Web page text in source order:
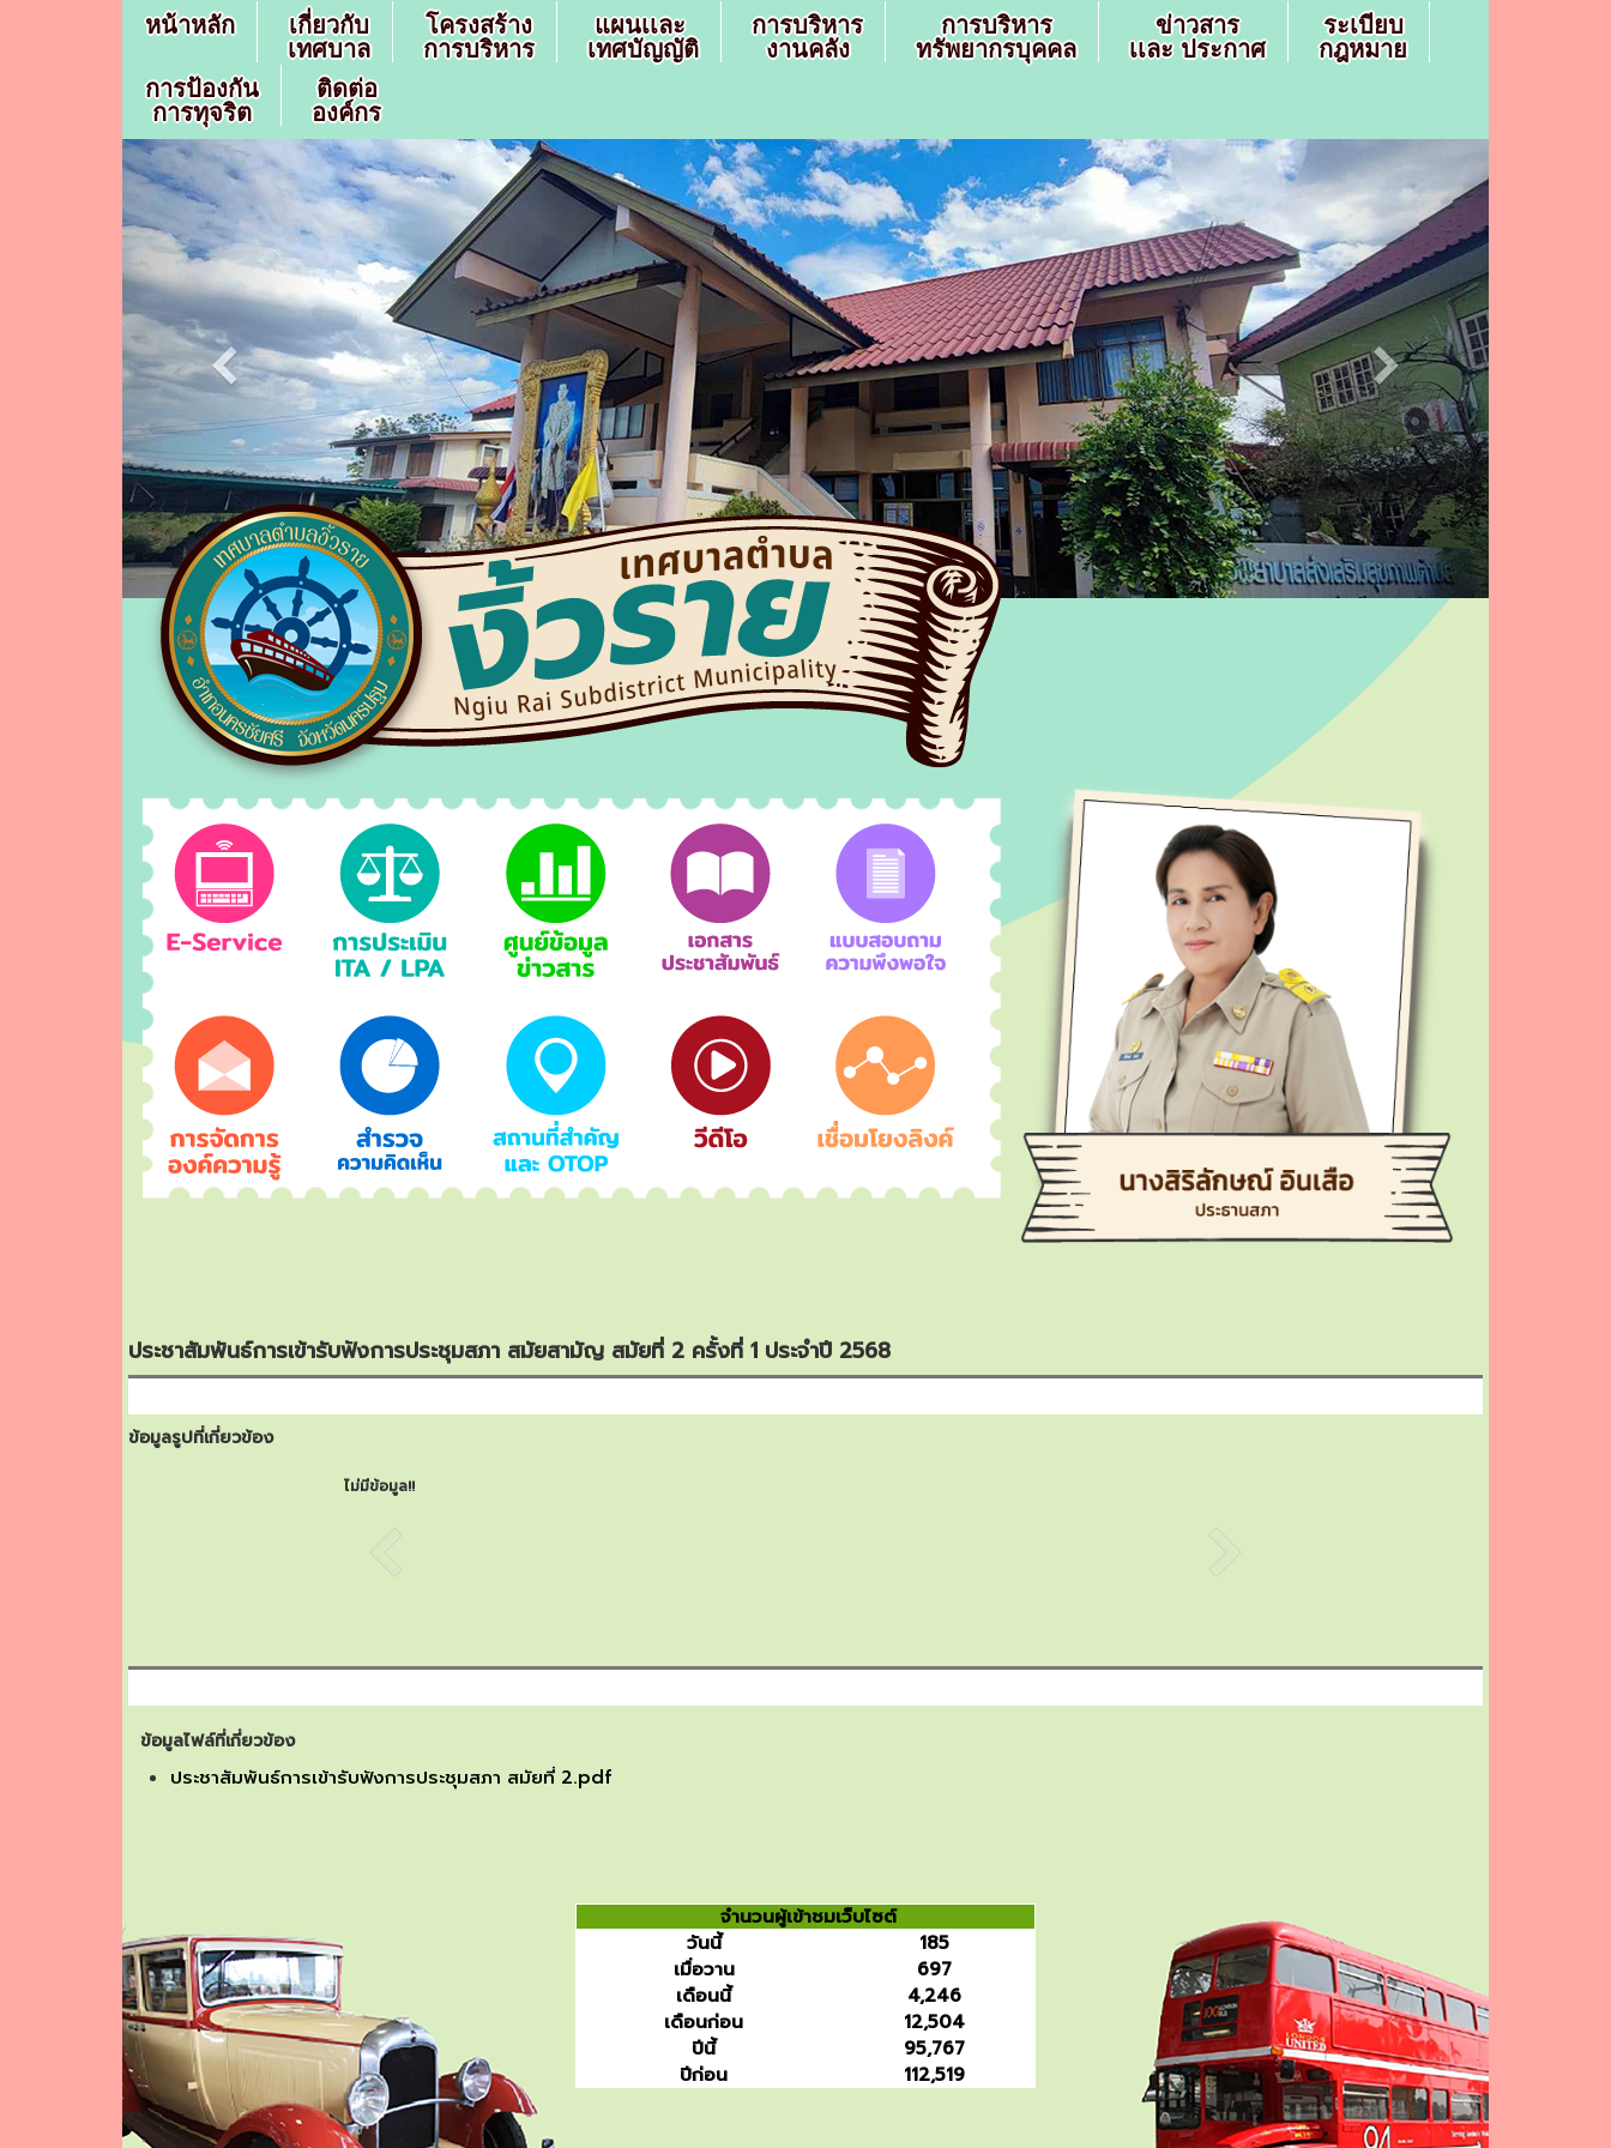
หน้าหลัก
เกี่ยวกับ
เทศบาล
โครงสร้าง
การบริหาร
แผนเเละ
เทศบัญญัติ
การบริหาร
งานคลัง
การบริหาร
ทรัพยากรบุคคล
ข่าวสาร
เเละ ประกาศ
ระเบียบ
กฎหมาย
การป้องกัน
การทุจริต
ติดต่อ
องค์กร
ประชาสัมพันธ์การเข้ารับฟังการประชุมสภา สมัยสามัญ สมัยที่ 2 ครั้งที่ 1 ประจำปี 2568
ข้อมูลรูปที่เกี่ยวข้อง
ไม่มีข้อมูล!!
ข้อมูลไฟล์ที่เกี่ยวข้อง
ประชาสัมพันธ์การเข้ารับฟังการประชุมสภา สมัยที่ 2.pdf
จำนวนผู้เข้าชมเว็บไซต์
วันนี้
185
เมื่อวาน
697
เดือนนี้
4,246
เดือนก่อน
12,504
ปีนี้
95,767
ปีก่อน
112,519